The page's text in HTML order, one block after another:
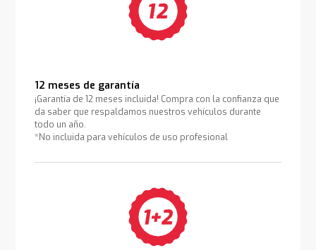
12 meses de garantía
¡Garantía de 12 meses incluida! Compra con la confianza que
da saber que respaldamos nuestros vehículos durante
todo un año.
*No incluida para vehículos de uso profesional